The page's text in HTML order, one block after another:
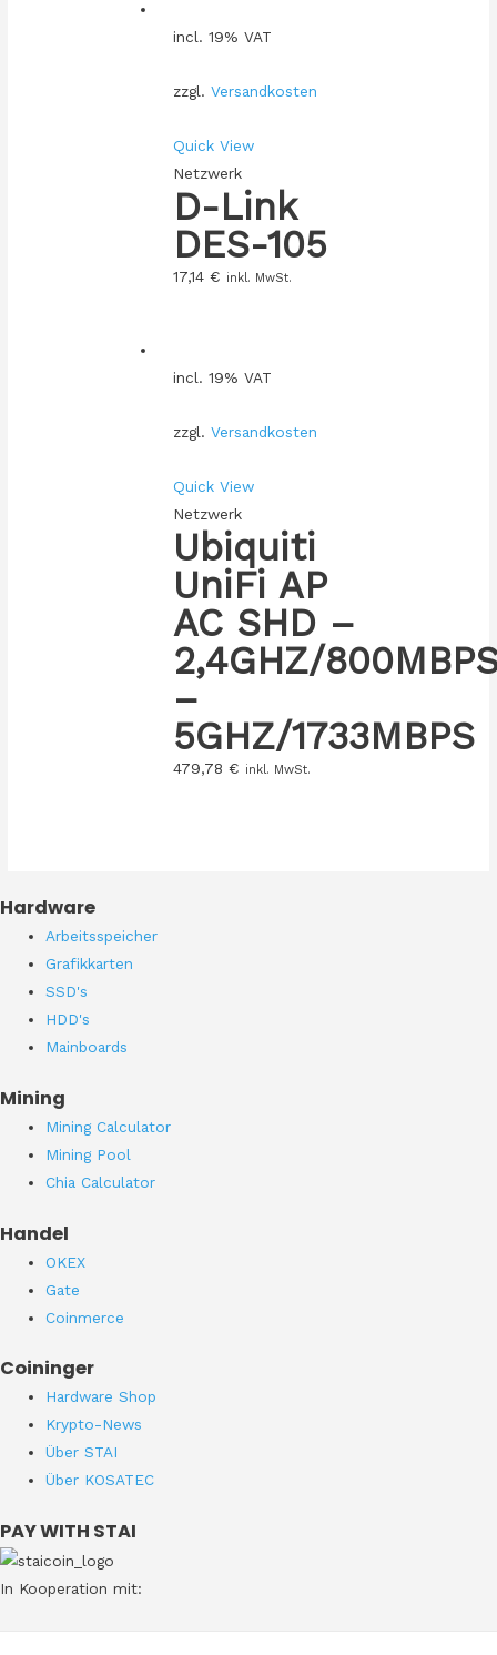
incl. 19% VAT
zzgl. Versandkosten
Quick View
Netzwerk
D-Link
DES-105
17,14 € inkl. MwSt.
incl. 19% VAT
zzgl. Versandkosten
Quick View
Netzwerk
Ubiquiti
UniFi AP
AC SHD –
2,4GHZ/
–
5GHZ/1733MBPS
479,78 € inkl. MwSt.
Hardware
Arbeitsspeicher
Grafikkarten
SSD's
HDD's
Mainboards
Mining
Mining Calculator
Mining Pool
Chia Calculator
Handel
OKEX
Gate
Coinmerce
Coininger
Hardware Shop
Krypto-News
Über STAI
Über KOSATEC
PAY WITH STAI
In Kooperation mit: